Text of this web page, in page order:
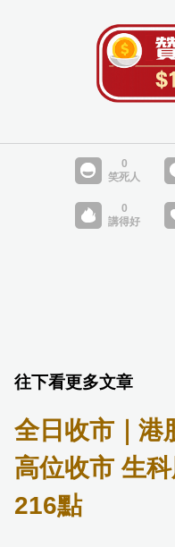
往下看更多文章
全日收市｜港
高位收市 生
216點